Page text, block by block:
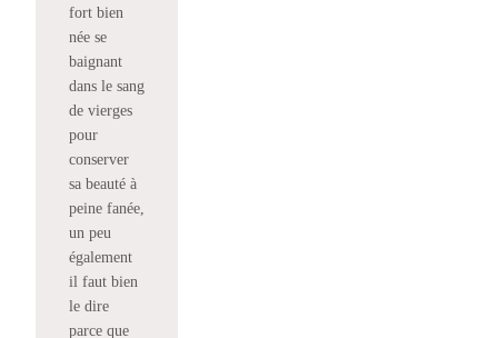
fort bien
née se
baignant
dans le sang
de vierges
pour
conserver
sa beauté à
peine fanée,
un peu
également
il faut bien
le dire
parce que